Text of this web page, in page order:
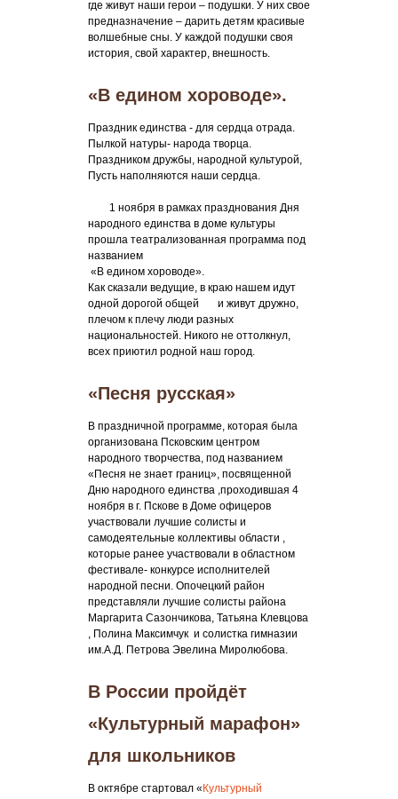
где живут наши герои – подушки. У них свое
предназначение – дарить детям красивые
волшебные сны. У каждой подушки своя
история, свой характер, внешность.
«В едином хороводе».
Праздник единства - для сердца отрада.
Пылкой натуры- народа творца.
Праздником дружбы, народной культурой,
Пусть наполняются наши сердца.
1 ноября в рамках празднования Дня
народного единства в доме культуры
прошла театрализованная программа под
названием
«В едином хороводе».
Как сказали ведущие, в краю нашем идут
одной дорогой общей и живут дружно,
плечом к плечу люди разных
национальностей. Никого не оттолкнул,
всех приютил родной наш город.
«Песня русская»
В праздничной программе, которая была
организована Псковским центром
народного творчества, под названием
«Песня не знает границ», посвященной
Дню народного единства ,проходившая 4
ноября в г. Пскове в Доме офицеров
участвовали лучшие солисты и
самодеятельные коллективы области ,
которые ранее участвовали в областном
фестивале- конкурсе исполнителей
народной песни. Опочецкий район
представляли лучшие солисты района
Маргарита Сазончикова, Татьяна Клевцова
, Полина Максимчук и солистка гимназии
им.А.Д. Петрова Эвелина Миролюбова.
В России пройдёт
«Культурный марафон»
для школьников
В октябре стартовал « Культурный